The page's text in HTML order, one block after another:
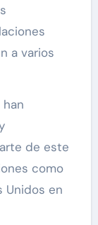
a varios
de este
como
Unidos en